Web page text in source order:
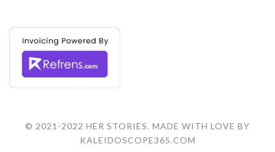
© 2021-2022 HER STORIES. MADE WITH LOVE BY
KALEIDOSCOPE365.COM